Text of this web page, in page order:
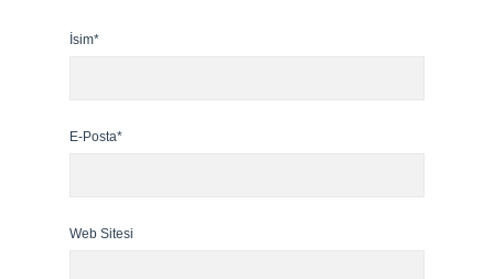
İsim*
E-Posta*
Web Sitesi